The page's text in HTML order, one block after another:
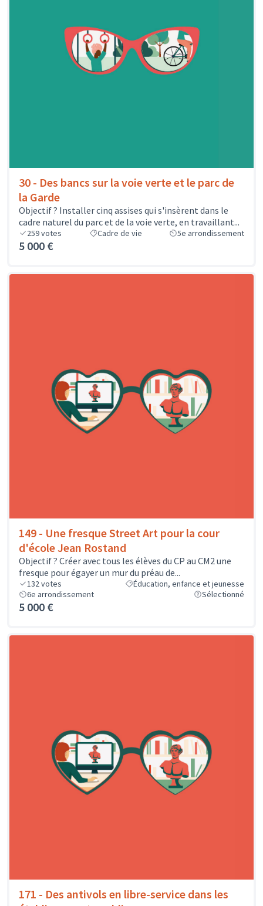
30 - Des bancs sur la voie verte et le parc de
la Garde
Objectif ? Installer cinq assises qui s'insèrent dans le
cadre naturel du parc et de la voie verte, en travaillant...
259votes Cadre de vie 5e arrondissement
5 000 €
149 - Une fresque Street Art pour la cour
d'école Jean Rostand
Objectif ? Créer avec tous les élèves du CP au CM2 une
fresque pour égayer un mur du préau de...
132votes
Éducation, enfance et jeunesse
6e arrondissement
Sélectionné
5 000 €
171 - Des antivols en libre-service dans les